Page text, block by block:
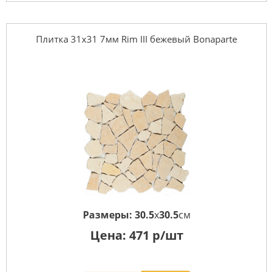
Плитка 31x31 7мм Rim III бежевый Bonaparte
Размеры: 30.5x30.5см
Цена: 471 р/шт